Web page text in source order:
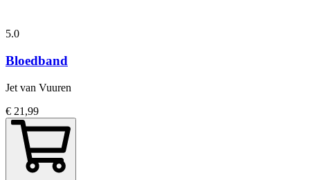
5.0
Bloedband
Jet van Vuuren
€ 21,99